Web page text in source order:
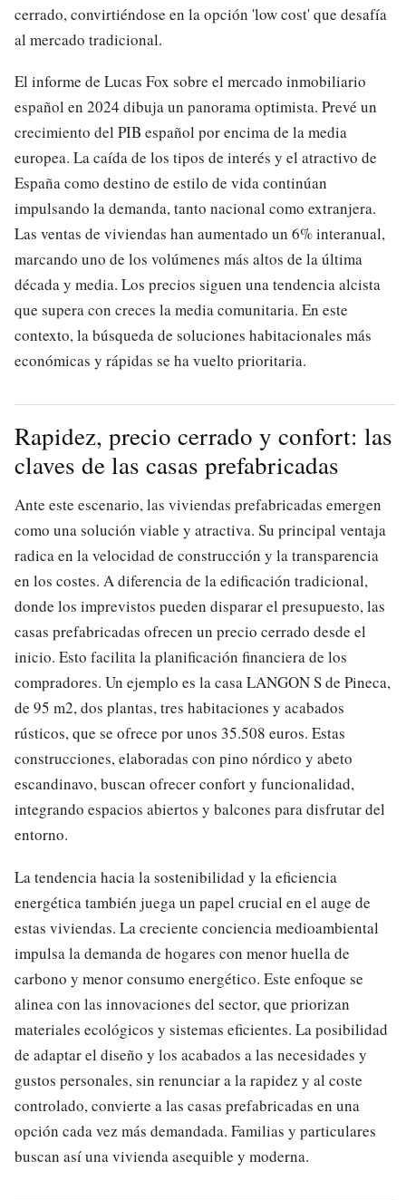
cerrado, convirtiéndose en la opción 'low cost' que desafía
al mercado tradicional.
El informe de Lucas Fox sobre el mercado inmobiliario
español en 2024 dibuja un panorama optimista. Prevé un
crecimiento del PIB español por encima de la media
europea. La caída de los tipos de interés y el atractivo de
España como destino de estilo de vida continúan
impulsando la demanda, tanto nacional como extranjera.
Las ventas de viviendas han aumentado un 6% interanual,
marcando uno de los volúmenes más altos de la última
década y media. Los precios siguen una tendencia alcista
que supera con creces la media comunitaria. En este
contexto, la búsqueda de soluciones habitacionales más
económicas y rápidas se ha vuelto prioritaria.
Rapidez, precio cerrado y confort: las
claves de las casas prefabricadas
Ante este escenario, las viviendas prefabricadas emergen
como una solución viable y atractiva. Su principal ventaja
radica en la velocidad de construcción y la transparencia
en los costes. A diferencia de la edificación tradicional,
donde los imprevistos pueden disparar el presupuesto, las
casas prefabricadas ofrecen un precio cerrado desde el
inicio. Esto facilita la planificación financiera de los
compradores. Un ejemplo es la casa LANGON S de Pineca,
de 95 m2, dos plantas, tres habitaciones y acabados
rústicos, que se ofrece por unos 35.508 euros. Estas
construcciones, elaboradas con pino nórdico y abeto
escandinavo, buscan ofrecer confort y funcionalidad,
integrando espacios abiertos y balcones para disfrutar del
entorno.
La tendencia hacia la sostenibilidad y la eficiencia
energética también juega un papel crucial en el auge de
estas viviendas. La creciente conciencia medioambiental
impulsa la demanda de hogares con menor huella de
carbono y menor consumo energético. Este enfoque se
alinea con las innovaciones del sector, que priorizan
materiales ecológicos y sistemas eficientes. La posibilidad
de adaptar el diseño y los acabados a las necesidades y
gustos personales, sin renunciar a la rapidez y al coste
controlado, convierte a las casas prefabricadas en una
opción cada vez más demandada. Familias y particulares
buscan así una vivienda asequible y moderna.